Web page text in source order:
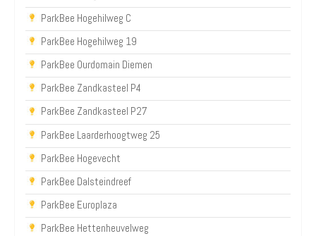
ParkBee Hogehilweg C
ParkBee Hogehilweg 19
ParkBee Ourdomain Diemen
ParkBee Zandkasteel P4
ParkBee Zandkasteel P27
ParkBee Laarderhoogtweg 25
ParkBee Hogevecht
ParkBee Dalsteindreef
ParkBee Europlaza
ParkBee Hettenheuvelweg